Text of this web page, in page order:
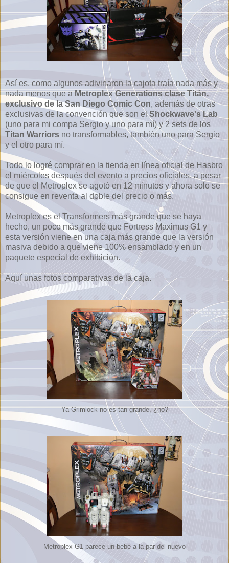
Así es, como algunos adivinaron la cajota traía nada más y
nada menos que aMetroplex Generations clase Titán,
exclusivo de la San Diego Comic Con, además de otras
exclusivas de la convención que son elShockwave's Lab
(uno para mi compa Sergio y uno para mí) y 2 sets de los
Titan Warriors no transformables, también uno para Sergio
y el otro para mí.
Todo lo logré comprar en la tienda en línea oficial de Hasbro
el miércoles después del evento a precios oficiales, a pesar
de que el Metroplex se agotó en 12 minutos y ahora solo se
consigue en reventa al doble del precio o más.
Metroplex es el Transformers más grande que se haya
hecho, un poco más grande que Fortress Maximus G1 y
esta versión viene en una caja más grande que la versión
masiva debido a que viene 100% ensamblado y en un
paquete especial de exhibición.
Aquí unas fotos comparativas de la caja.
Ya Grimlock no es tan grande, ¿no?
Metroplex G1 parece un bebé a la par del nuevo